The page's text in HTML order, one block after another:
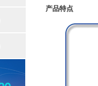
产品特点